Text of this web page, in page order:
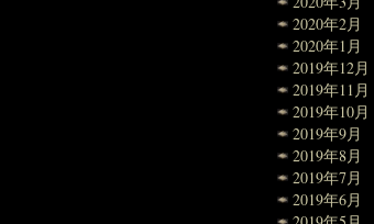
2020年2月
2020年1月
2019年12月
2019年11月
2019年10月
2019年9月
2019年8月
2019年7月
2019年6月